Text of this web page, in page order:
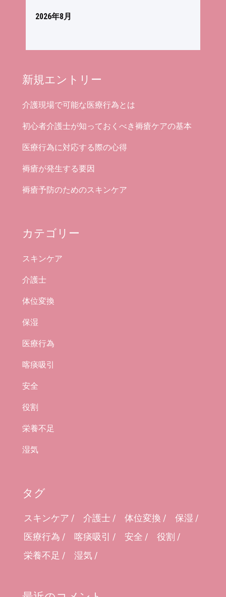
2026年8月
新規エントリー
介護現場で可能な医療行為とは
初心者介護士が知っておくべき褥瘡ケアの基本
医療行為に対応する際の心得
褥瘡が発生する要因
褥瘡予防のためのスキンケア
カテゴリー
スキンケア
介護士
体位変換
保湿
医療行為
喀痰吸引
安全
役割
栄養不足
湿気
タグ
スキンケア 介護士 体位変換
保湿
医療行為
喀痰吸引 安全
役割
栄養不足
湿気